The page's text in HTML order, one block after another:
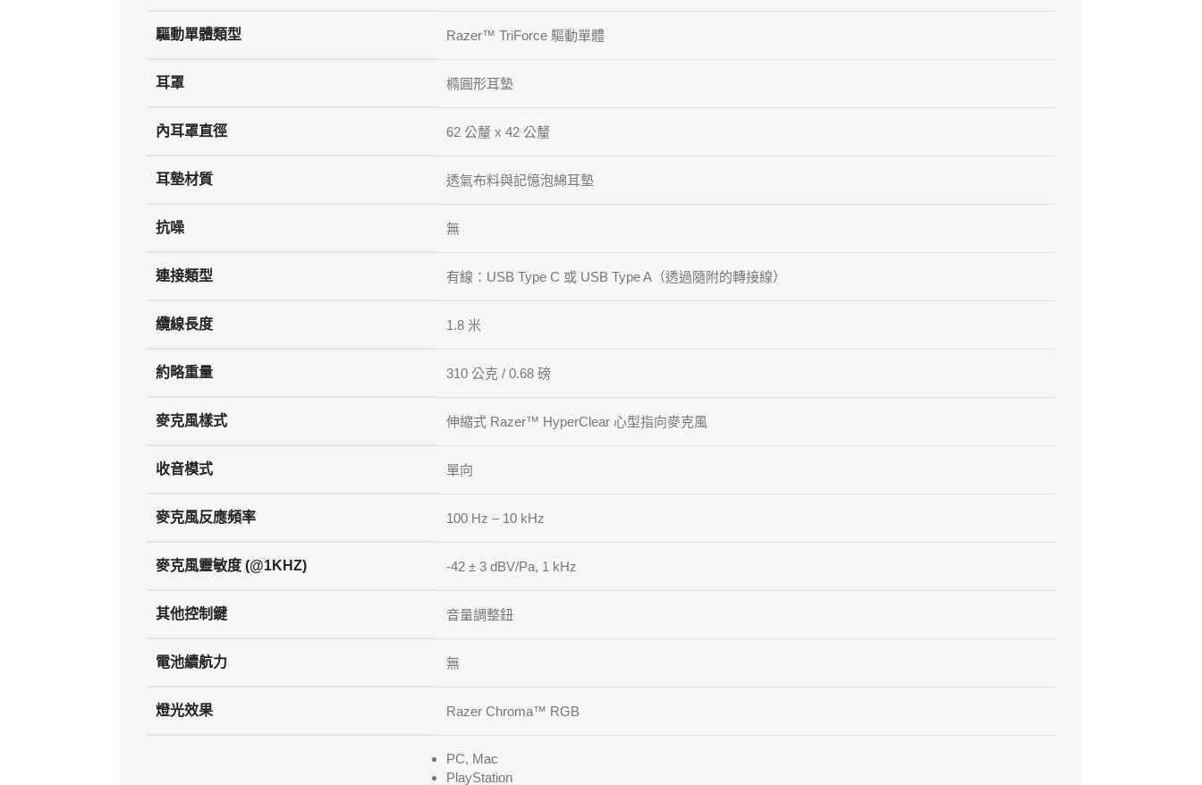
驅動單體類型 Razer™ TriForce 驅動單體
耳罩 橢圓形耳墊
內耳罩直徑 62 公釐 x 42 公釐
耳墊材質 透氣布料與記憶泡綿耳墊
抗噪 無
連接類型 有線：USB Type C 或 USB Type A（透過隨附的轉接線）
纜線長度 1.8 米
約略重量 310 公克 / 0.68 磅
麥克風樣式 伸縮式 Razer™ HyperClear 心型指向麥克風
收音模式 單向
麥克風反應頻率 100 Hz – 10 kHz
麥克風靈敏度 (@1KHZ) -42 ± 3 dBV/Pa, 1 kHz
其他控制鍵 音量調整鈕
電池續航力 無
燈光效果 Razer Chroma™ RGB
PC, Mac
PlayStation